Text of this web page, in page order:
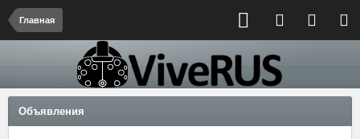
Главная
Объявления